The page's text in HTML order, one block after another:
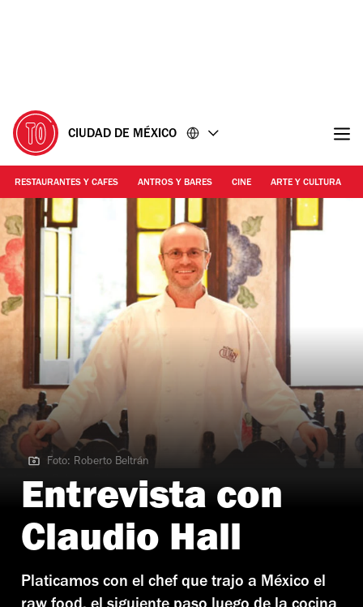
CIUDAD DE MÉXICO
RESTAURANTES Y CAFES ANTROS Y BARES CINE ARTE Y CULTURA
Foto: Roberto Beltrán
Foto: Roberto Beltrán
Entrevista con
Claudio Hall
Platicamos con el chef que trajo a México el